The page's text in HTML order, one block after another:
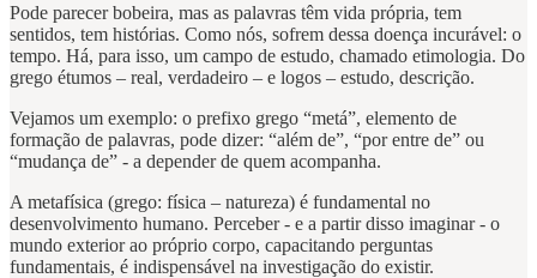
Pode parecer bobeira, mas as palavras têm vida própria, tem
sentidos, tem histórias. Como nós, sofrem dessa doença incurável: o
tempo. Há, para isso, um campo de estudo, chamado etimologia. Do
grego étumos – real, verdadeiro – e logos – estudo, descrição.
Vejamos um exemplo: o prefixo grego “metá”, elemento de
formação de palavras, pode dizer: “além de”, “por entre de” ou
“mudança de” - a depender de quem acompanha.
A metafísica (grego: física – natureza) é fundamental no
desenvolvimento humano. Perceber - e a partir disso imaginar - o
mundo exterior ao próprio corpo, capacitando perguntas
fundamentais, é indispensável na investigação do existir.